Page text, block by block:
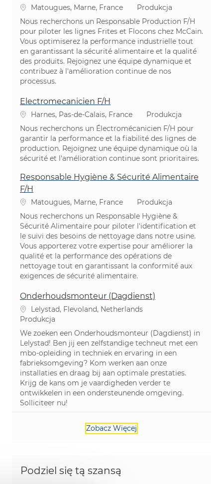
Lokalizacja
Matougues, Marne, France Kategoria
Produkcja
Nous recherchons un Responsable Production F/H
pour piloter les lignes Frites et Flocons chez McCain.
Vous optimiserez la performance industrielle tout
en garantissant la sécurité alimentaire et la qualité
des produits. Rejoignez une équipe dynamique et
contribuez à l'amélioration continue de nos
processus.
Electromecanicien F/H
Lokalizacja
Harnes, Pas-de-Calais, France Kategoria
Produkcja
Nous recherchons un Électromécanicien F/H pour
garantir la performance et la fiabilité des lignes de
production. Rejoignez une équipe dynamique où la
sécurité et l'amélioration continue sont prioritaires.
Responsable Hygiène & Sécurité Alimentaire
F/H
Lokalizacja
Matougues, Marne, France Kategoria
Produkcja
Nous recherchons un Responsable Hygiène &
Sécurité Alimentaire pour piloter l'identification et
le suivi des besoins de nettoyage dans notre usine.
Vous apporterez votre expertise pour améliorer la
qualité et la performance des opérations de
nettoyage tout en garantissant la conformité aux
exigences de sécurité alimentaire.
Onderhoudsmonteur (Dagdienst)
Lokalizacja
Lelystad, Flevoland, Netherlands
Kategoria
Produkcja
We zoeken een Onderhoudsmonteur (Dagdienst) in
Lelystad! Ben jij een zelfstandige techneut met een
mbo-opleiding in techniek en ervaring in een
fabrieksomgeving? Kom werken aan onze
installaties en draag bij aan optimale prestaties.
Krijg de kans om je vaardigheden verder te
ontwikkelen in een ondersteunende omgeving.
Solliciteer nu!
Zobacz Więcej
Podziel się tą szansą